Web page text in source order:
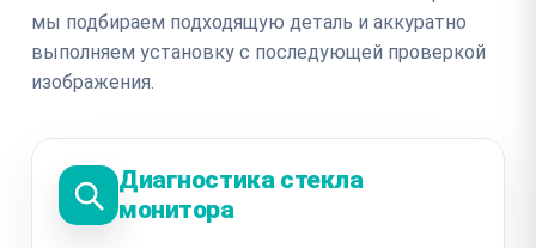
мы подбираем подходящую деталь и аккуратно
выполняем установку с последующей проверкой
изображения.
Диагностика стекла
монитора